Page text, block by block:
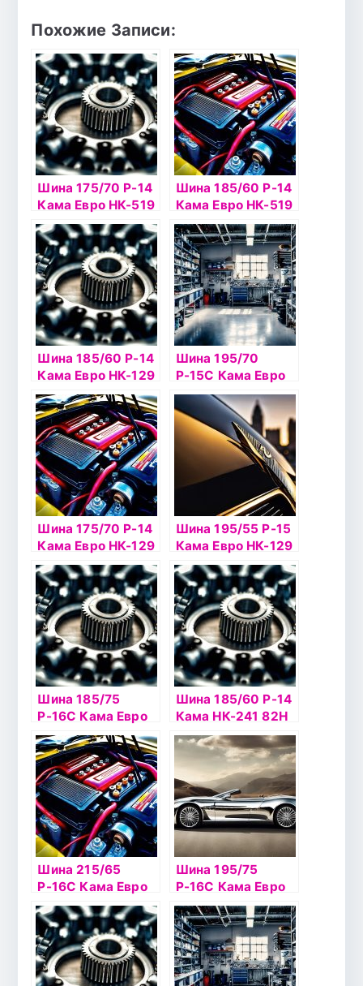
Похожие Записи:
Шина 175/70 Р-14
Кама Евро НК-519
б/к шип
Шина 185/60 Р-14
Кама Евро НК-519
шип
Шина 185/60 Р-14
Кама Евро НК-129
б/к
Шина 195/70
Р-15С Кама Евро
НК-131 б/к
Шина 175/70 Р-14
Кама Евро НК-129
б/к
Шина 195/55 Р-15
Кама Евро НК-129
б/к
Шина 185/75
Р-16С Кама Евро
НК-131 б/к
Шина 185/60 Р-14
Кама НК-241 82H
б/к
Шина 215/65
Р-16С Кама Евро
НК-131 б/к
Шина 195/75
Р-16С Кама Евро
НК-131 б/к